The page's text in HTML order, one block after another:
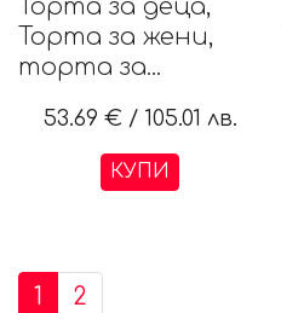
Торта за деца,
Торта за жени,
торта за...
53.69 € / 105.01 лв.
КУПИ
1 2